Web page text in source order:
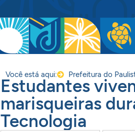
Você está aqui: Prefeitura do
Estudantes
marisqueiras
Tecnologia